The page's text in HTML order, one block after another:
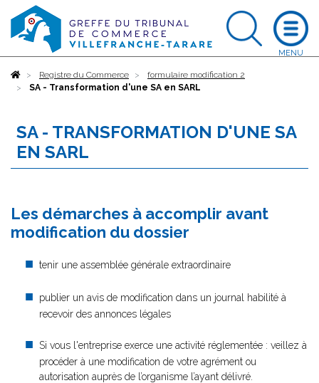
AccueilRegistre du Commerce
formulaire modification 2
SA - Transformation d'une SA en SARL
SA - TRANSFORMATION D'UNE SA
EN SARL
Les démarches à accomplir avant
modification du dossier
tenir une assemblée générale extraordinaire
publier un avis de modification dans un journal habilité à
recevoir des annonces légales
Si vous l'entreprise exerce une activité réglementée : veillez à
procéder à une modification de votre agrément ou
autorisation auprès de l’organisme l’ayant délivré.